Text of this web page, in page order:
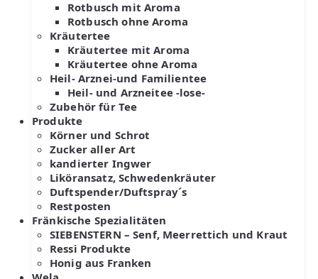
Rotbusch mit Aroma
Rotbusch ohne Aroma
Kräutertee
Kräutertee mit Aroma
Kräutertee ohne Aroma
Heil- Arznei-und Familientee
Heil- und Arzneitee -lose-
Zubehör für Tee
Produkte
Körner und Schrot
Zucker aller Art
kandierter Ingwer
Liköransatz, Schwedenkräuter
Duftspender/Duftspray´s
Restposten
Fränkische Spezialitäten
SIEBENSTERN – Senf, Meerrettich und Kraut
Ressi Produkte
Honig aus Franken